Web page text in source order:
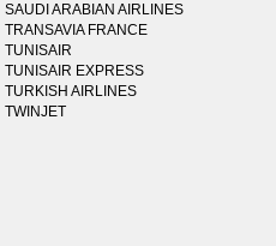
SAUDI ARABIAN AIRLINES
TRANSAVIA FRANCE
TUNISAIR
TUNISAIR EXPRESS
TURKISH AIRLINES
TWINJET